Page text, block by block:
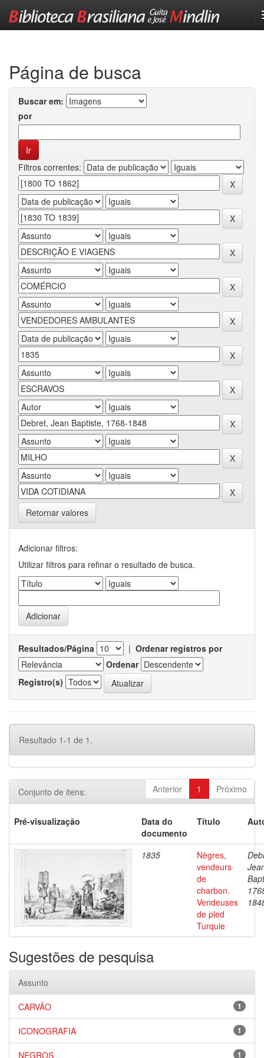
Página de busca
Buscar em:
por
Filtros correntes:
Retornar valores
Adicionar filtros:
Utilizar filtros para refinar o resultado de busca.
Resultados/Página | Ordenar registros por
Ordenar
Registro(s)
Resultado 1-1 de 1.
Anterior 1 Próximo
Conjunto de itens:
Pré-visualização
Data do
documento
Título
1835
Nègres,
vendeurs
de
charbon.
Vendeuses
de pled
Turquie
Sugestões de pesquisa
Assunto
1
CARVÃO
1
ICONOGRAFIA
1
NEGROS